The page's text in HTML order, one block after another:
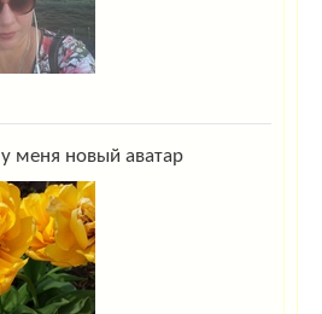
у меня новый аватар